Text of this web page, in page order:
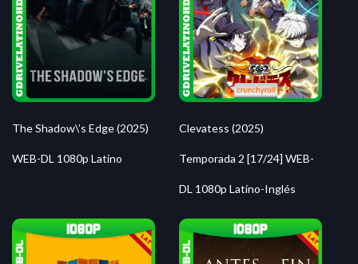
The Shadow\’s Edge (2025)
WEB-DL 1080p Latino
Clevatess (2025)
Temporada 2 [17/24] WEB-
DL 1080p Latino-Inglés